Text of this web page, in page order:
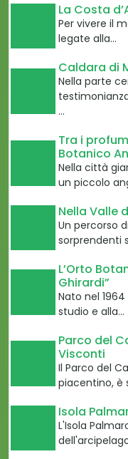
La Costa
Per vivere il
legate alla…
Caldara di
Nella parte
…
Tra i
Botanico
Nella città
un piccolo
Nella Valle
Un percorso
sorprendenti
L’Orto
Ghirardi”
Nato nel
studio e alla…
Parco del
Visconti
Il Parco del
piacentino, è
Isola
L'Isola